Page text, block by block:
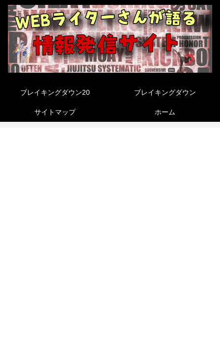
ブレイキングダウン20 ブレイキングダウン
サイトマップ ホーム